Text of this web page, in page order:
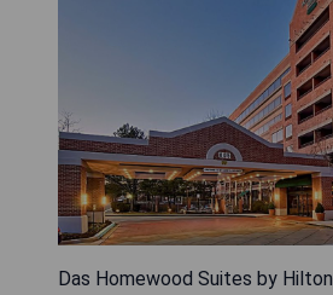
Das Homewood Suites by Hilton